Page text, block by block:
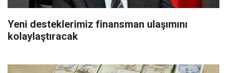
Yeni desteklerimiz finansman ulaşımını
kolaylaştıracak